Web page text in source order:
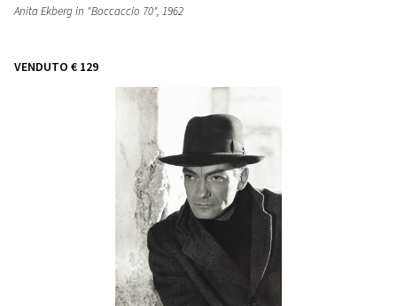
Anita Ekberg in "Boccaccio 70", 1962
VENDUTO € 129